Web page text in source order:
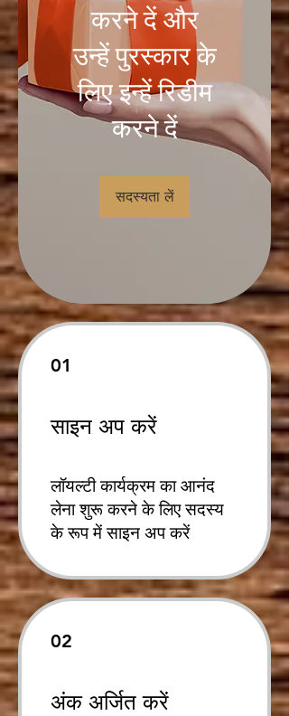
करने दें और
उन्हें पुरस्कार के
लिए इन्हें रिडीम
करने दें
सदस्यता लें
01
साइन अप करें
लॉयल्टी कार्यक्रम का आनंद
लेना शुरू करने के लिए सदस्य
के रूप में साइन अप करें
02
अंक अर्जित करें